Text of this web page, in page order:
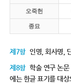
오죽헌
종묘
제7항 인명, 회사명,
제8항 학술 연구 논
에는 한글 표기를 대상